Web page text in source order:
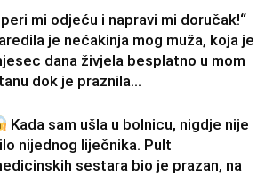
mi odjeću i napravi mi doručak!“
je nećakinja mog muža, koja je
dana živjela besplatno u mom
dok je praznila...
Kada sam ušla u bolnicu, nigdje nije
nijednog liječnika. Pult
sestara bio je prazan, na